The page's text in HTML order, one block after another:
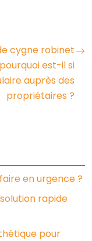
cygne robinet
est-il si
auprès des
propriétaires ?
en urgence ?
rapide
pour